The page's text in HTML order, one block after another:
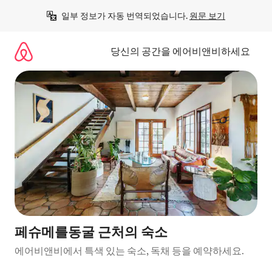
일부 정보가 자동 번역되었습니다. 원문 보기
당신의 공간을 에어비앤비하세요
페슈메를동굴 근처의 숙소
에어비앤비에서 특색 있는 숙소, 독채 등을 예약하세요.